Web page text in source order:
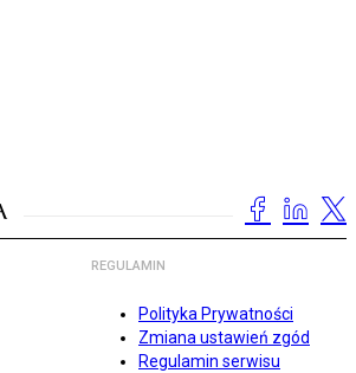
REGULAMIN
Polityka Prywatności
Zmiana ustawień zgód
Regulamin serwisu